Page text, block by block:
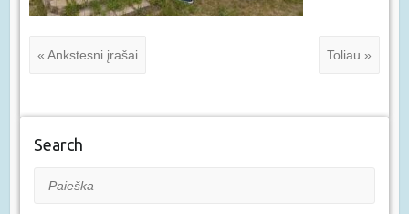
« Ankstesni įrašai Toliau »
Search
Paieška